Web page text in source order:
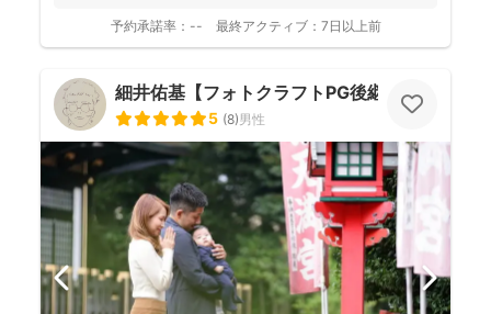
予約承諾率： -- 最終アクティブ： 7日以上前
細井佑基【フォトクラフトPG後継ぎ】
5 (8)男性